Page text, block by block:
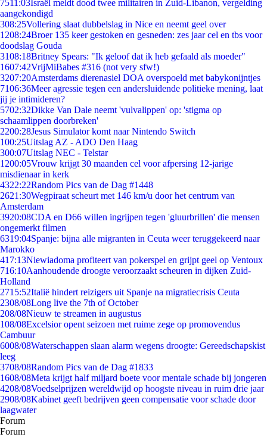
7511:03Israël meldt dood twee militairen in Zuid-Libanon, vergelding
aangekondigd
308:25Vollering slaat dubbelslag in Nice en neemt geel over
1208:24Broer 135 keer gestoken en gesneden: zes jaar cel en tbs voor
doodslag Gouda
3108:18Britney Spears: "Ik geloof dat ik heb gefaald als moeder"
1607:42VrijMiBabes #316 (not very sfw!)
3207:20Amsterdams dierenasiel DOA overspoeld met babykonijntjes
7106:36Meer agressie tegen een andersluidende politieke mening, laat
jij je intimideren?
5702:32Dikke Van Dale neemt 'vulvalippen' op: 'stigma op
schaamlippen doorbreken'
2200:28Jesus Simulator komt naar Nintendo Switch
100:25Uitslag AZ - ADO Den Haag
300:07Uitslag NEC - Telstar
1200:05Vrouw krijgt 30 maanden cel voor afpersing 12-jarige
misdienaar in kerk
4322:22Random Pics van de Dag #1448
2621:30Wegpiraat scheurt met 146 km/u door het centrum van
Amsterdam
3920:08CDA en D66 willen ingrijpen tegen 'gluurbrillen' die mensen
ongemerkt filmen
6319:04Spanje: bijna alle migranten in Ceuta weer teruggekeerd naar
Marokko
417:13Niewiadoma profiteert van pokerspel en grijpt geel op Ventoux
716:10Aanhoudende droogte veroorzaakt scheuren in dijken Zuid-
Holland
2715:52Italië hindert reizigers uit Spanje na migratiecrisis Ceuta
2308/08Long live the 7th of October
208/08Nieuw te streamen in augustus
108/08Excelsior opent seizoen met ruime zege op promovendus
Cambuur
6008/08Waterschappen slaan alarm wegens droogte: Gereedschapskist
leeg
3708/08Random Pics van de Dag #1833
1608/08Meta krijgt half miljard boete voor mentale schade bij jongeren
4208/08Voedselprijzen wereldwijd op hoogste niveau in ruim drie jaar
2908/08Kabinet geeft bedrijven geen compensatie voor schade door
laagwater
Forum
Forum